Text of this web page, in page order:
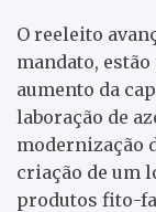
O reeleito
mandato,
aumento da
laboração de
modernização
criação de um
produtos fito-